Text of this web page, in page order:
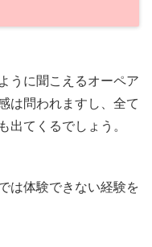
うに聞こえるオーペア
は問われますし、全て
出てくるでしょう。
は体験できない経験を